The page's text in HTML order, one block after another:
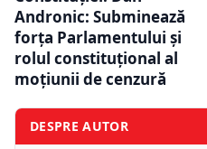
Andronic: Subminează
forța Parlamentului și
rolul constituțional al
moțiunii de cenzură
DESPRE AUTOR